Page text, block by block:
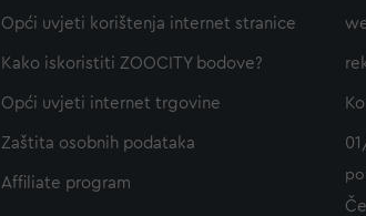
Opći uvjeti korištenja internet stranice
Kako iskoristiti ZOOCITY bodove?
Opći uvjeti internet trgovine
Zaštita osobnih podataka
Affiliate program